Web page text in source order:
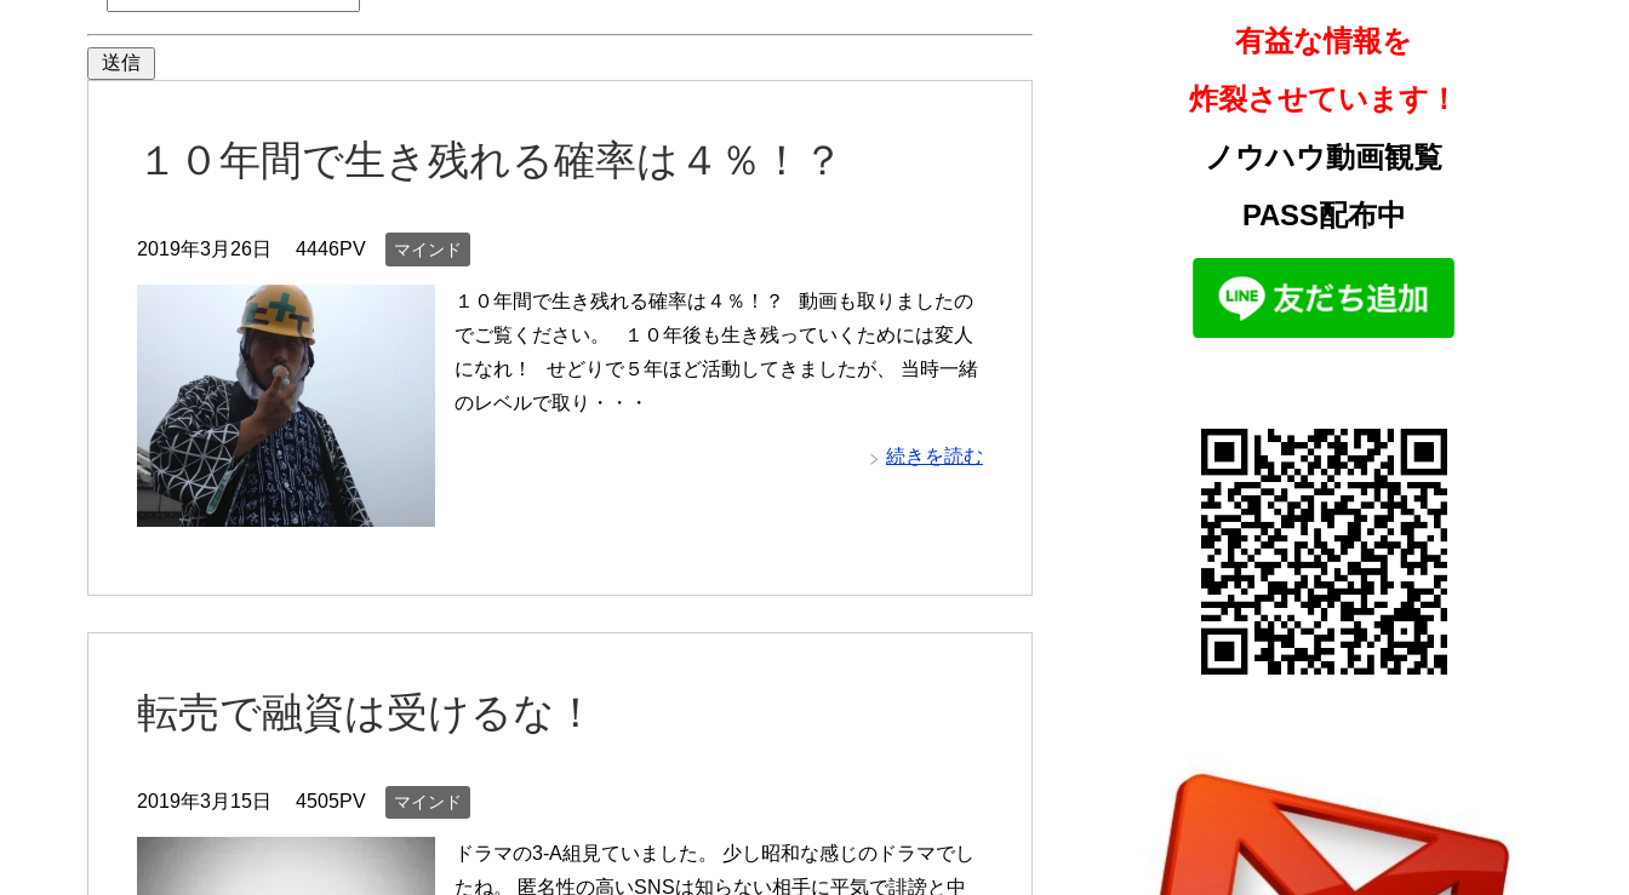
１０年間で生き残れる確率は４％！？
2019年3月26日 4446PV マインド
１０年間で生き残れる確率は４％！？ 動画も取りましたの
でご覧ください。 １０年後も生き残っていくためには変人
になれ！ せどりで５年ほど活動してきましたが、 当時一緒
のレベルで取り・・・
続きを読む
転売で融資は受けるな！
2019年3月15日 4505PV マインド
ドラマの3-A組見ていました。 少し昭和な感じのドラマでし
たね。 匿名性の高いSNSは知らない相手に平気で誹謗と中
有益な情報を
炸裂させています！
ノウハウ動画観覧
PASS配布中